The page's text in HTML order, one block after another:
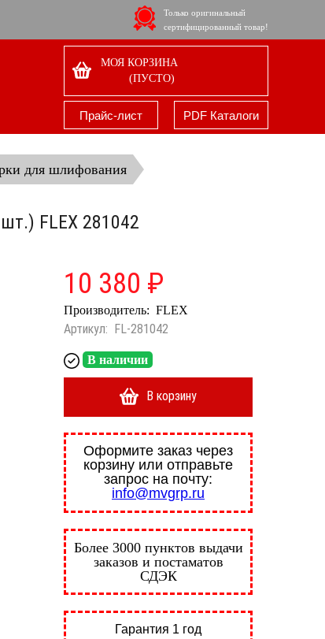
Только оригинальный
сертифицированный товар!
МОЯ КОРЗИНА
(ПУСТО)
Прайс-лист PDF Каталоги
для шлифования
FLEX 281042
10 380 ₽
Производитель: FLEX
Артикул: FL-281042
В наличии
В корзину
Оформите заказ через
корзину или отправьте
запрос на почту:
info@mvgrp.ru
Более 3000 пунктов выдачи
заказов и постаматов
СДЭК
Гарантия 1 год